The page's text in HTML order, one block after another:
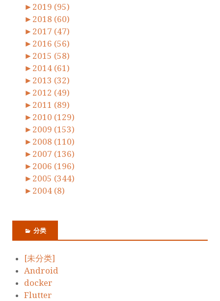
► 2019 (95)
► 2018 (60)
► 2017 (47)
► 2016 (56)
► 2015 (58)
► 2014 (61)
► 2013 (32)
► 2012 (49)
► 2011 (89)
► 2010 (129)
► 2009 (153)
► 2008 (110)
► 2007 (136)
► 2006 (196)
► 2005 (344)
► 2004 (8)
分类
[未分类]
Android
docker
Flutter